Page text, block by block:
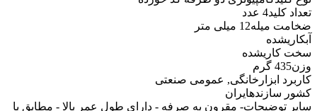
تعداد کلید4 عدد
ضخامت میله12 میلی متر
آبکاریشده
سخت کاریشده
وزن435 گرم
کاربرد ابزار خانگی, عمومی صنعتی
کشور سازندهایران
سایر توضیحات- مقرون به صرفه - دارای طول عمر بالا - مطابق با